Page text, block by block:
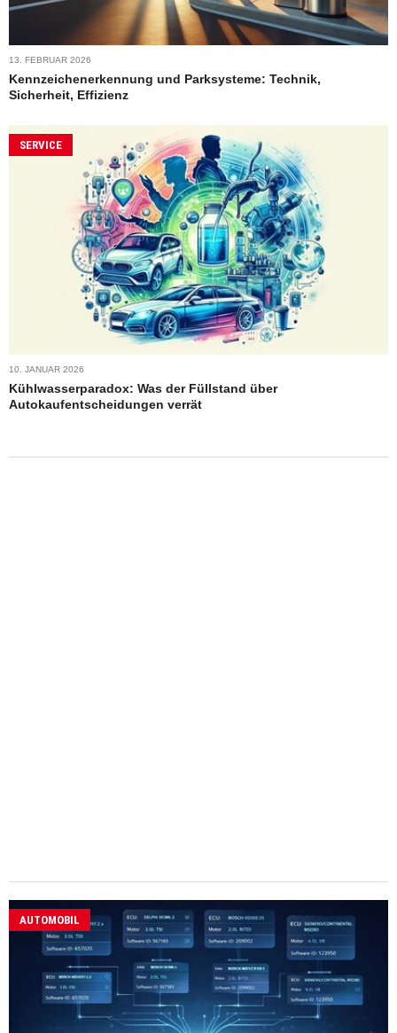
13. FEBRUAR 2026
Kennzeichenerkennung und Parksysteme: Technik,
Sicherheit, Effizienz
SERVICE
10. JANUAR 2026
Kühlwasserparadox: Was der Füllstand über
Autokaufentscheidungen verrät
AUTOMOBIL